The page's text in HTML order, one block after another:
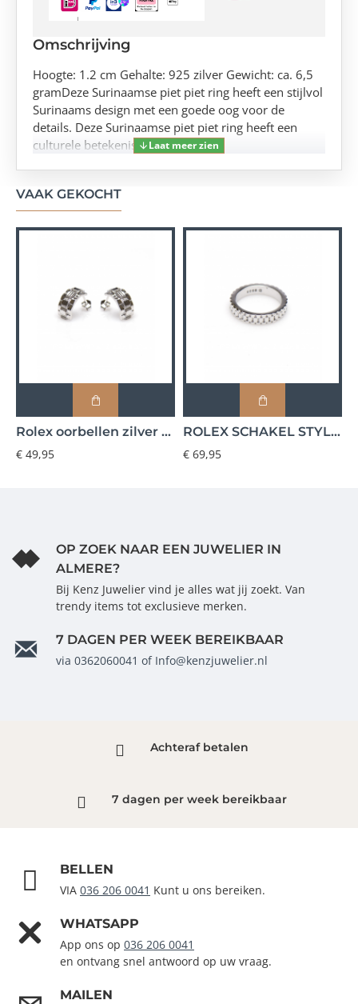
Omschrijving
Hoogte: 1.2 cm Gehalte: 925 zilver Gewicht: ca. 6,5
gramDeze Surinaamse piet piet ring heeft een stijlvol
Surinaams design met een goede oog voor de
details. Deze Surinaamse piet piet ring heeft een
culturele betekenis.
VAAK GEKOCHT
Rolex oorbellen zilver - 602126
€ 49,95
ROLEX SCHAKEL STYLE RING VAST - 602057
€ 69,95
OP ZOEK NAAR EEN JUWELIER IN
ALMERE?
Bij Kenz Juwelier vind je alles wat jij zoekt. Van
trendy items tot exclusieve merken.
7 DAGEN PER WEEK BEREIKBAAR
via 0362060041 of Info@kenzjuwelier.nl
Achteraf betalen
7 dagen per week bereikbaar
BELLEN
VIA 036 206 0041 Kunt u ons bereiken.
WHATSAPP
App ons op 036 206 0041
en ontvang snel antwoord op uw vraag.
MAILEN